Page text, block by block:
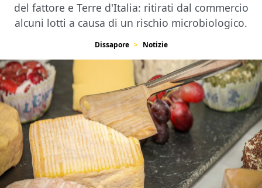
del fattore e Terre d'Italia: ritirati dal commercio
alcuni lotti a causa di un rischio microbiologico.
Dissapore Notizie